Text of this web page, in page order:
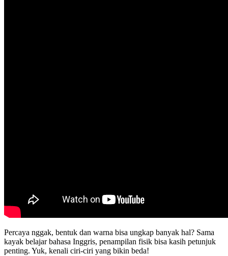
Percaya nggak, bentuk dan warna bisa ungkap banyak hal? Sama
kayak belajar bahasa Inggris, penampilan fisik bisa kasih petunjuk
penting. Yuk, kenali ciri-ciri yang bikin beda!